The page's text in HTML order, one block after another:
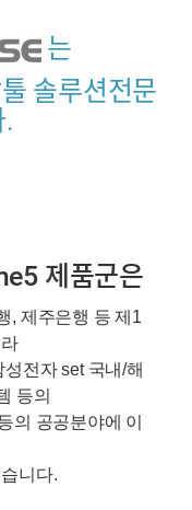
는
솔루션전문
제품군은
, 제주은행 등 제1
전자 set 국내/해
등의
의 공공분야에 이